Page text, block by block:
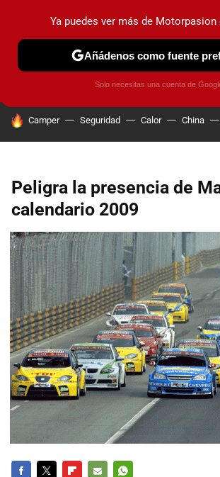
PRUEBAS COCHES ELÉCTRICOS
HOY SE HABLA DE
Camper Seguridad Calor China
Peligra la presencia de
calendario 2009
Ya puedes ver más de Motorpasion
Añádenos como fuente
Solo necesitas una cuenta de